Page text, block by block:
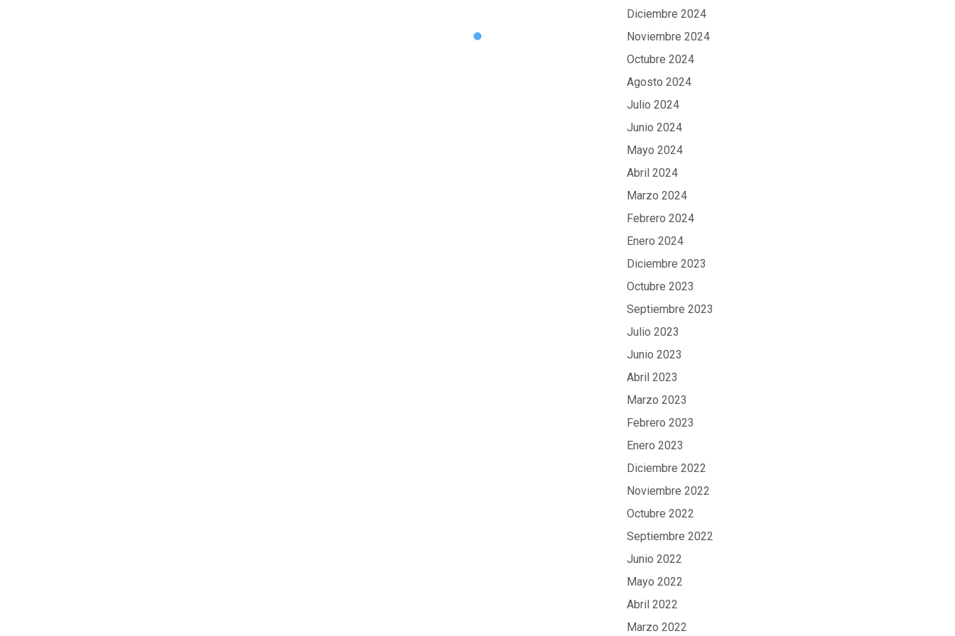
Diciembre 2024
Noviembre 2024
Octubre 2024
Agosto 2024
Julio 2024
Junio 2024
Mayo 2024
Abril 2024
Marzo 2024
Febrero 2024
Enero 2024
Diciembre 2023
Octubre 2023
Septiembre 2023
Julio 2023
Junio 2023
Abril 2023
Marzo 2023
Febrero 2023
Enero 2023
Diciembre 2022
Noviembre 2022
Octubre 2022
Septiembre 2022
Junio 2022
Mayo 2022
Abril 2022
Marzo 2022